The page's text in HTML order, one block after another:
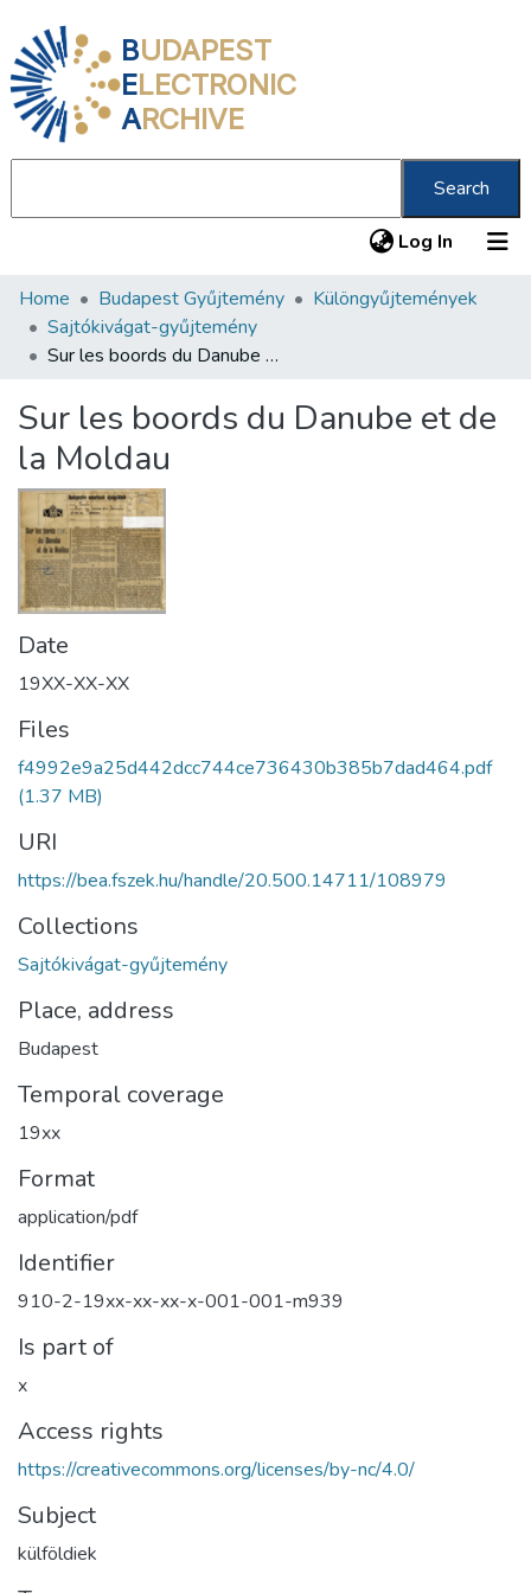
BUDAPEST
ELECTRONIC
ARCHIVE
Search
Log In (current)
Communities & Collections
All of DSpace
About us
Home Budapest Gyűjtemény
Különgyűjtemények
Sajtókivágat-gyűjtemény
Sur les boords du Danube et de la Moldau
Sur les boords du Danube et de
la Moldau
Date
19XX-XX-XX
Files
f4992e9a25d442dcc744ce736430b385b7dad464.pdf
(1.37 MB)
URI
https://bea.fszek.hu/handle/20.500.14711/108979
Collections
Sajtókivágat-gyűjtemény
Place, address
Budapest
Temporal coverage
19xx
Format
application/pdf
Identifier
910-2-19xx-xx-xx-x-001-001-m939
Is part of
x
Access rights
https://creativecommons.org/licenses/by-nc/4.0/
Subject
külföldiek